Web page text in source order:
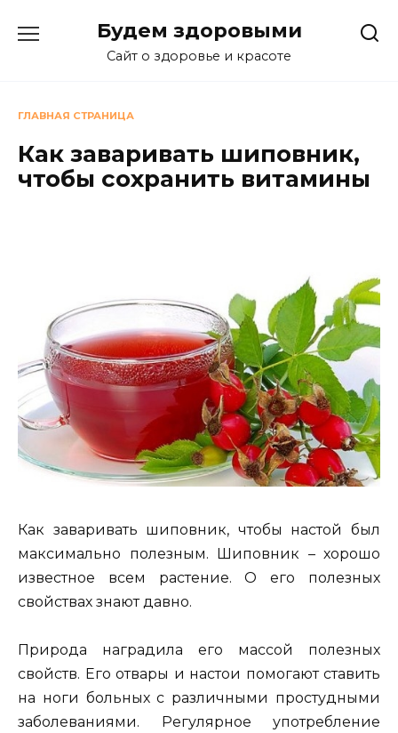
Будем здоровыми
Сайт о здоровье и красоте
ГЛАВНАЯ СТРАНИЦА
Как заваривать шиповник,
чтобы сохранить витамины
Как заваривать шиповник, чтобы настой был
максимально полезным. Шиповник – хорошо
известное всем растение. О его полезных
свойствах знают давно.
Природа наградила его массой полезных
свойств. Его отвары и настои помогают ставить
на ноги больных с различными простудными
заболеваниями. Регулярное употребление